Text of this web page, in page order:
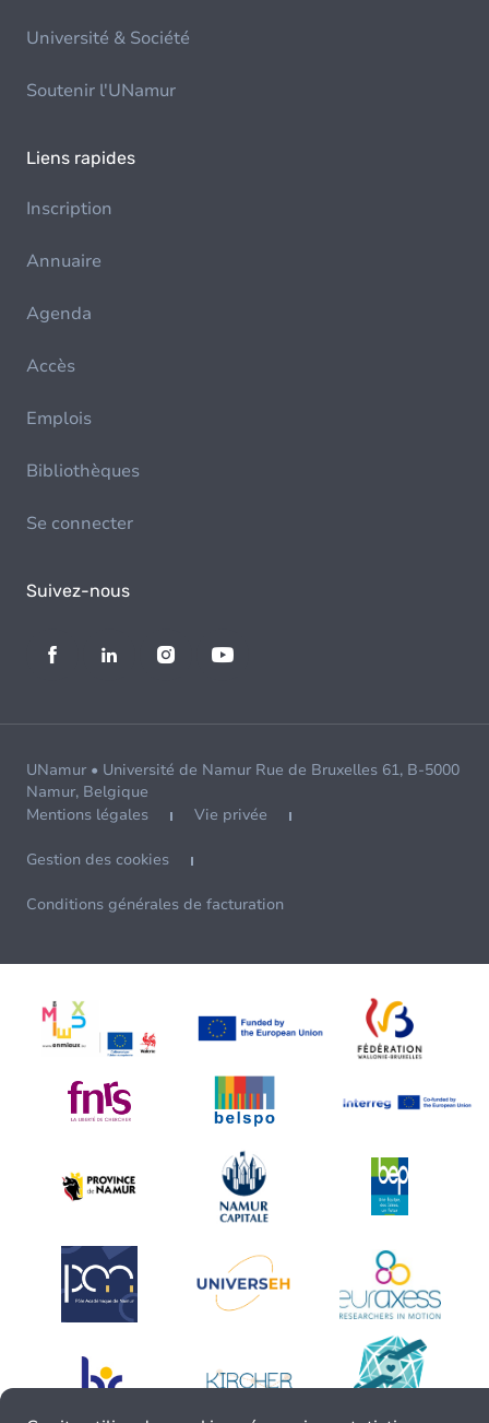
Université & Société
Soutenir l'UNamur
Liens rapides
Inscription
Annuaire
Agenda
Accès
Emplois
Bibliothèques
Se connecter
Suivez-nous
UNamur • Université de Namur Rue de Bruxelles 61, B-5000
Namur, Belgique
Mentions légales
Vie privée
Gestion des cookies
Conditions générales de facturation